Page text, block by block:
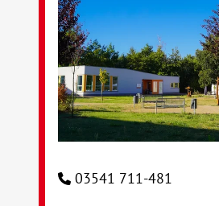
03541 711-481